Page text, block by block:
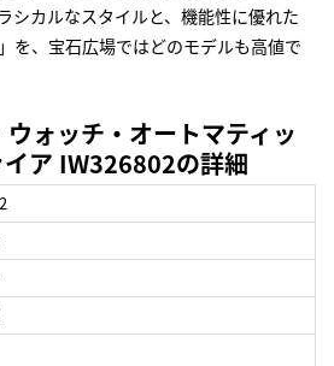
シカルなスタイルと、機能性に優れた
を、宝石広場ではどのモデルも高値で
ォッチ・オートマティッ
ア IW326802の詳細